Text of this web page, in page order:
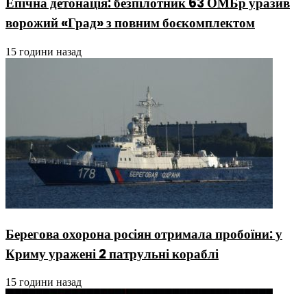
ворожий «Град» з повним боєкомплектом
15 години назад
Берегова охорона росіян отримала пробоїни: у
Криму уражені 2 патрульні кораблі
15 години назад